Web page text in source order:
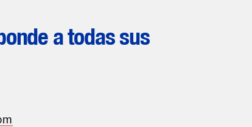
a todas sus